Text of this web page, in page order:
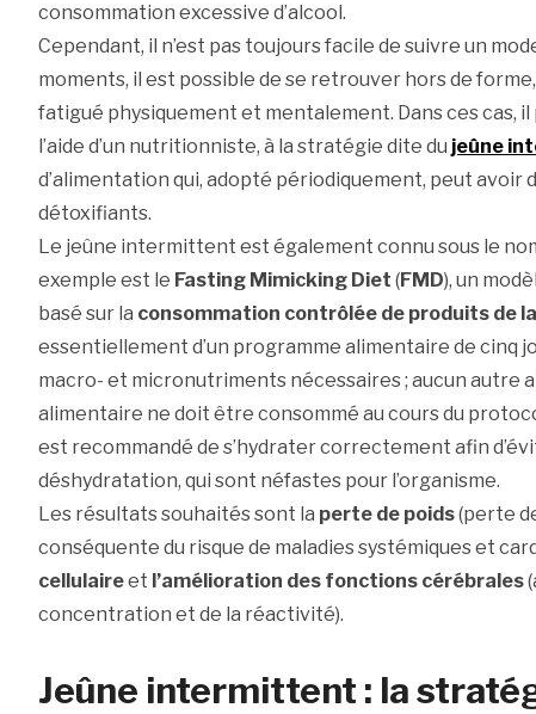
consommation excessive d’alcool.
Cependant, il n’est pas toujours facile de suivre un
moments, il est possible de se retrouver hors de
fatigué physiquement et mentalement. Dans ces cas,
l’aide d’un nutritionniste, à la stratégie dite du jeûne
d’alimentation qui, adopté périodiquement, peut avoir
détoxifiants.
Le jeûne intermittent est également connu sous le
exemple est le Fasting Mimicking Diet (FMD), un
basé sur la consommation contrôlée de produits de
essentiellement d’un programme alimentaire de cinq
macro- et micronutriments nécessaires ; aucun autre
alimentaire ne doit être consommé au cours du
est recommandé de s’hydrater correctement afin
déshydratation, qui sont néfastes pour l’organisme.
Les résultats souhaités sont la perte de poids(perte
conséquente du risque de maladies systémiques et
cellulaireet l’amélioration des fonctions cérébrales
concentration et de la réactivité).
Jeûne intermittent : la